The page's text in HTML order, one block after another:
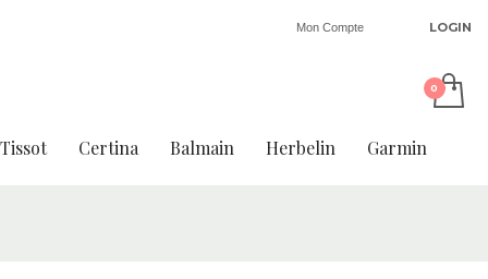
Mon Compte LOGIN
Tissot Certina Balmain Herbelin
Garmin